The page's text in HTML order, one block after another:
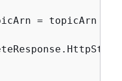
= topicArn